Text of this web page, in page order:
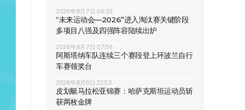
2026年8月7日 09:32
“未来运动会—2026”进入淘汰赛关键阶段
多项目八强及四强阵容陆续出炉
2026年8月7日 07:56
阿斯塔纳车队连续三个赛段登上环波兰自行
车赛领奖台
2026年8月6日 22:53
皮划艇马拉松亚锦赛：哈萨克斯坦运动员斩
获两枚金牌